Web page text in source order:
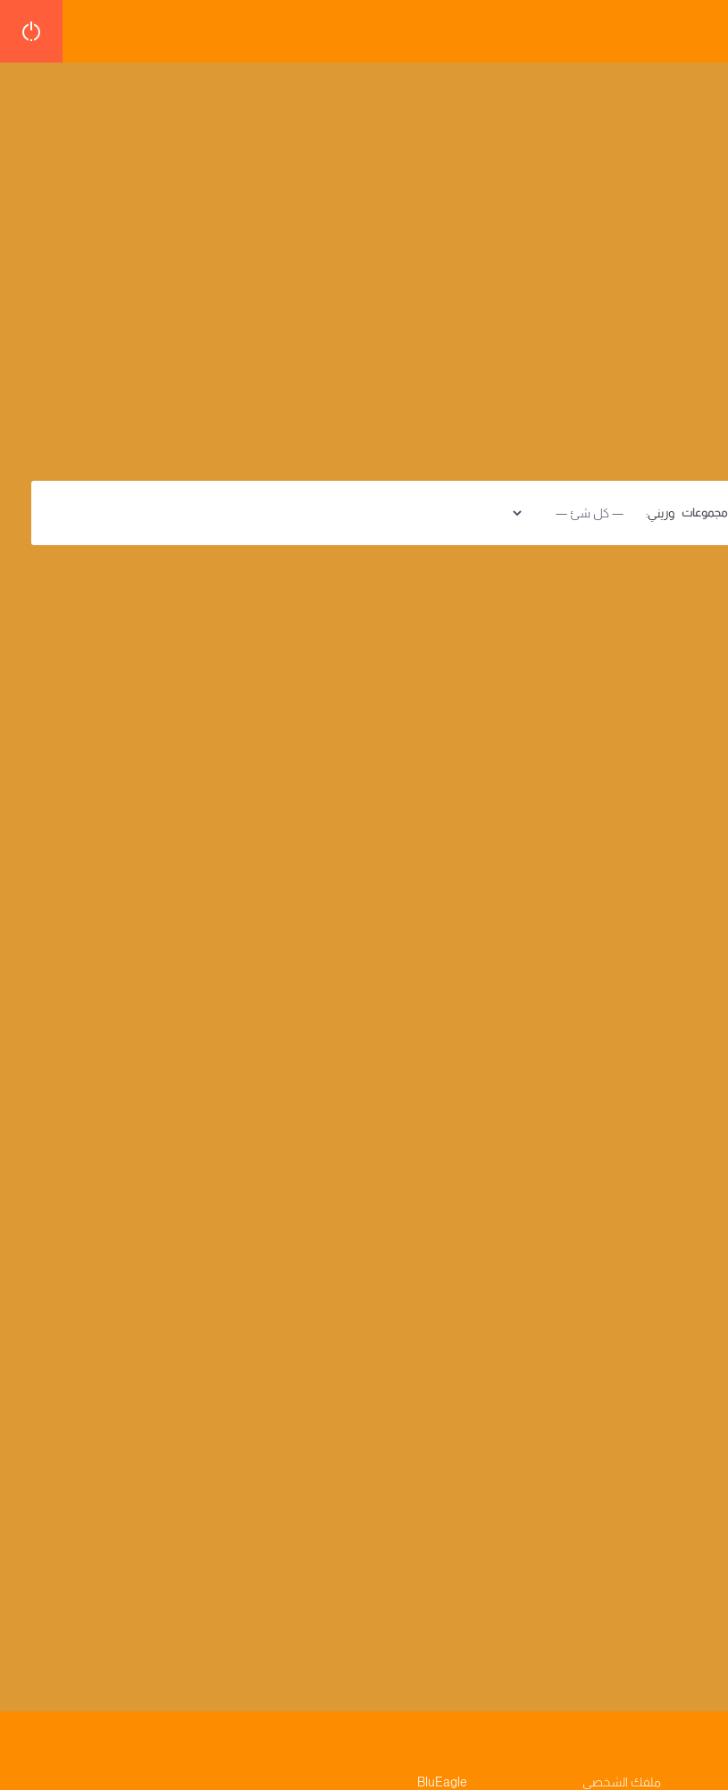
مجموعات وريني:
ملفك الشخصي BluEagle